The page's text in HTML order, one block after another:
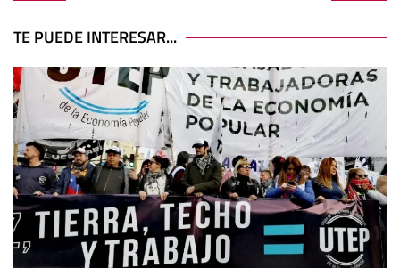
de
entradas
TE PUEDE INTERESAR...